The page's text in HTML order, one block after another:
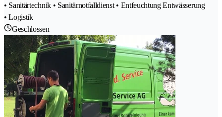
• Sanitärtechnik • Sanitärnotfalldienst • Entfeuchtung Entwässerung
• Logistik
Geschlossen